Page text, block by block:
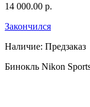
14 000.00 р.
Закончился
Наличие: Предзаказ
Бинокль Nikon